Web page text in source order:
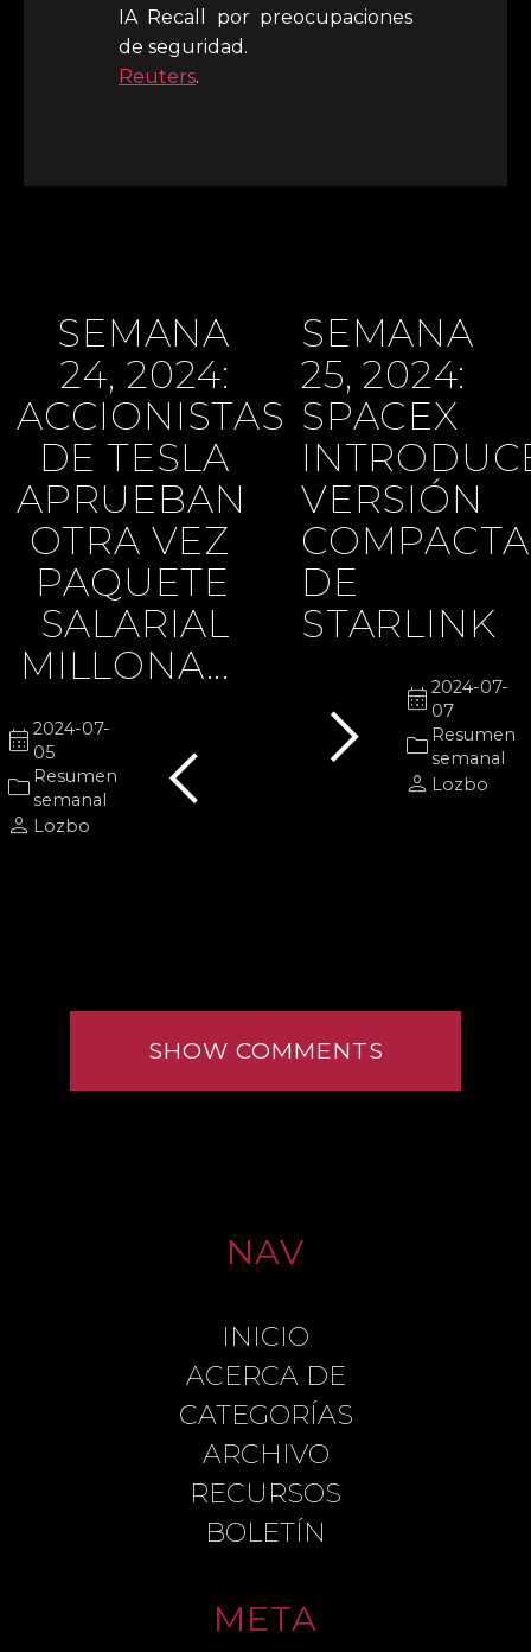
IA Recall por preocupaciones
de seguridad.
Reuters.
SEMANA
24, 2024:
ACCIONISTAS
DE TESLA
APRUEBAN
OTRA VEZ
PAQUETE
SALARIAL
MILLONA...
calendar_month 2024-07-
05
folder Resumen
semanal
person Lozbo chevron_left
SEMANA
25, 2024:
SPACEX
VERSIÓN
COMPACTA
DE
STARLINK
calendar_month 2024-07-
07
folder Resumen
semanal
person Lozbo
chevron_right
SHOW COMMENTS
LEAVE A REPLY
COMMENT
NAV
INICIO
ACERCA DE
CATEGORÍAS
ARCHIVO
RECURSOS
BOLETÍN
META